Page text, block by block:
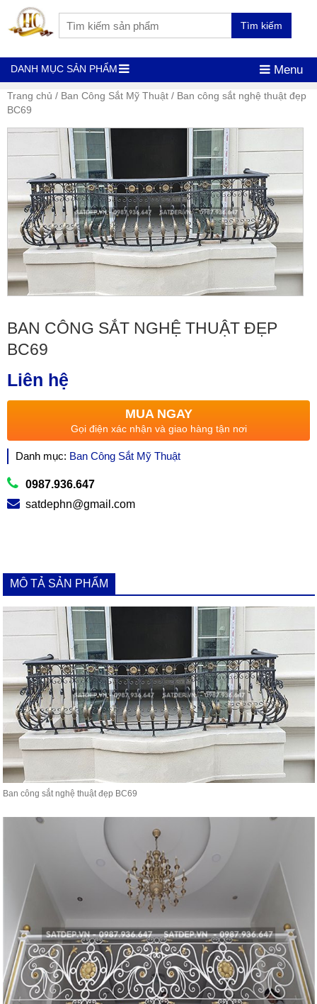
Tìm kiếm
DANH MỤC SẢN PHẨM Menu
Trang chủ / Ban Công Sắt Mỹ Thuật / Ban công sắt nghệ thuật đẹp
BC69
BAN CÔNG SẮT NGHỆ THUẬT ĐẸP
BC69
Liên hệ
MUA NGAY
Gọi điện xác nhận và giao hàng tận nơi
Danh mục: Ban Công Sắt Mỹ Thuật
0987.936.647
satdephn@gmail.com
MÔ TẢ SẢN PHẨM
Ban công sắt nghệ thuật đẹp BC69